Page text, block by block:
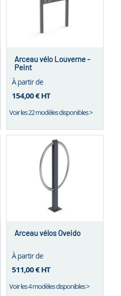
Arceau vélo Louverne -
Peint
À partir de
154,00 €HT
Voir les 22 modèles disponibles >
Arceau vélos Oveido
À partir de
511,00 €HT
Voir les 4 modèles disponibles >